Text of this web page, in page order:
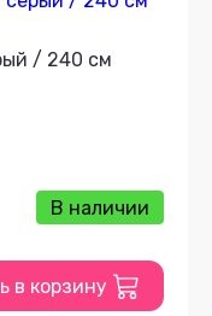
/ 240 см
В наличии
в корзину